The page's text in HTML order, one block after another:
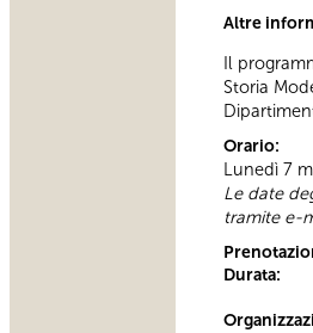
Altre
Il
Storia
Orario:
Lunedì 7
Le date
tramite e-
Durata: